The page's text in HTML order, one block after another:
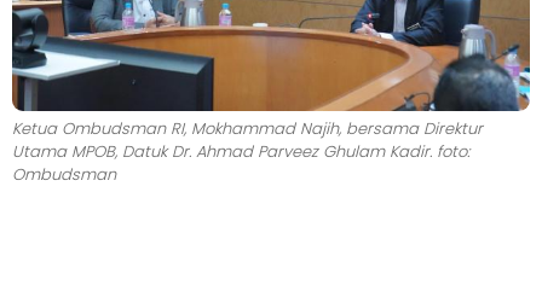
Ketua Ombudsman RI, Mokhammad Najih, bersama Direktur
Utama MPOB, Datuk Dr. Ahmad Parveez Ghulam Kadir. foto:
Ombudsman